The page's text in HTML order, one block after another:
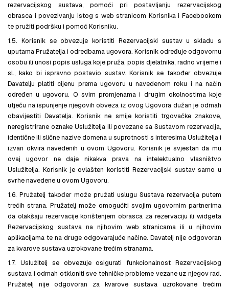
rezervacijskog sustava, pomoći pri postavljanju rezervacijskog
obrasca i povezivanju istog s web stranicom Korisnika i Facebookom
te pružiti podršku i pomoć Korisniku.
1.5. Korisnik se obvezuje koristiti Rezervacijski sustav u skladu s
uputama Pružatelja i odredbama ugovora. Korisnik određuje odgovornu
osobu ili unosi popis usluga koje pruža, popis djelatnika, radno vrijeme i
sl., kako bi ispravno postavio sustav. Korisnik se također obvezuje
Davatelju platiti cijenu prema ugovoru u navedenom roku i na način
određen u ugovoru. O svim promjenama i drugim okolnostima koje
utječu na ispunjenje njegovih obveza iz ovog Ugovora dužan je odmah
obavijestiti Davatelja. Korisnik ne smije koristiti trgovačke znakove,
neregistrirane oznake Uslužitelja ili povezane sa Sustavom rezervacija,
identične ili slične nazive domena u suprotnosti s interesima Uslužitelja i
izvan okvira navedenih u ovom Ugovoru. Korisnik je svjestan da mu
ovaj ugovor ne daje nikakva prava na intelektualno vlasništvo
Uslužitelja. Korisnik je ovlašten koristiti Rezervacijski sustav samo u
svrhe navedene u ovom Ugovoru.
1.6. Pružatelj također može pružati uslugu Sustava rezervacija putem
trećih strana. Pružatelj može omogućiti svojim ugovornim partnerima
da olakšaju rezervacije korištenjem obrasca za rezervaciju ili widgeta
Rezervacijskog sustava na njihovim web stranicama ili u njihovim
aplikacijama te na druge odgovarajuće načine. Davatelj nije odgovoran
za kvarove sustava uzrokovane trećim stranama.
1.7. Uslužitelj se obvezuje osigurati funkcionalnost Rezervacijskog
sustava i odmah otkloniti sve tehničke probleme vezane uz njegov rad.
Pružatelj nije odgovoran za kvarove sustava uzrokovane trećim